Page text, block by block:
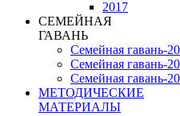
2017
СЕМЕЙНАЯ
ГАВАНЬ
Семейная гавань-
Семейная гавань-
Семейная гавань-
МЕТОДИЧЕСКИЕ
МАТЕРИАЛЫ